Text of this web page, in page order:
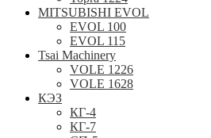
MITSUBISHI EVOL
EVOL 100
EVOL 115
Tsai Machinery
VOLE 1226
VOLE 1628
КЭЗ
КГ-4
КГ-7